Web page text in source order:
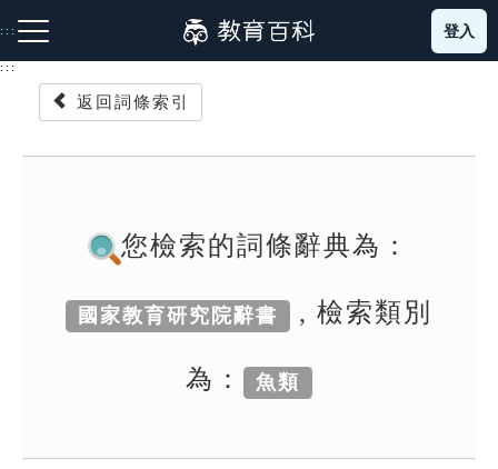
到
主
:::
成語故事
登入
:::
返回詞條索引
您檢索的詞條辭典為：
國家教育研究院辭書 , 檢索類別
為： 魚類